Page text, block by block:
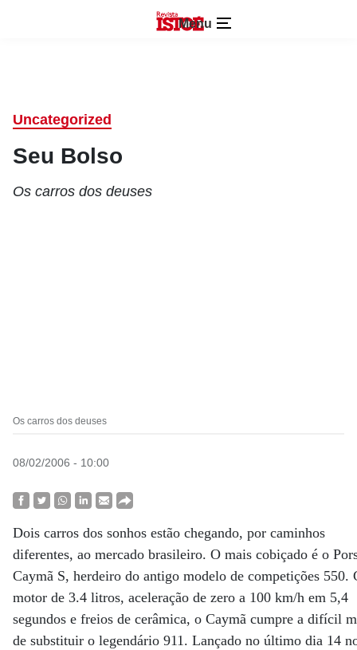
Menu
Uncategorized
Seu Bolso
Os carros dos deuses
Os carros dos deuses
08/02/2006 - 10:00
Dois carros dos sonhos estão chegando, por caminhos
diferentes, ao mercado brasileiro. O mais cobiçado é o
Caymã S, herdeiro do antigo modelo de competições 550.
motor de 3.4 litros, aceleração de zero a 100 km/h em 5,4
segundos e freios de cerâmica, o Caymã cumpre a difícil
de substituir o legendário 911. Lançado no último dia 14